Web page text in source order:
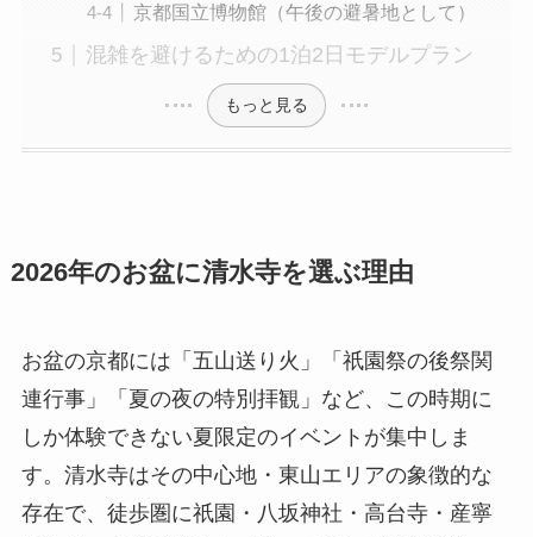
京都国立博物館（午後の避暑地として）
混雑を避けるための1泊2日モデルプラン
もっと見る
2026年のお盆に清水寺を選ぶ理由
お盆の京都には「五山送り火」「祇園祭の後祭関
連行事」「夏の夜の特別拝観」など、この時期に
しか体験できない夏限定のイベントが集中しま
す。清水寺はその中心地・東山エリアの象徴的な
存在で、徒歩圏に祇園・八坂神社・高台寺・産寧